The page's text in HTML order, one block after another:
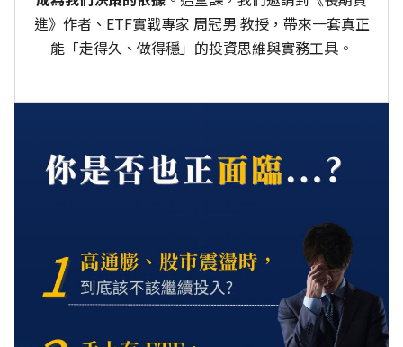
進》作者、ETF實戰專家 周冠男 教授，帶來一套真正
能「走得久、做得穩」的投資思維與實務工具。